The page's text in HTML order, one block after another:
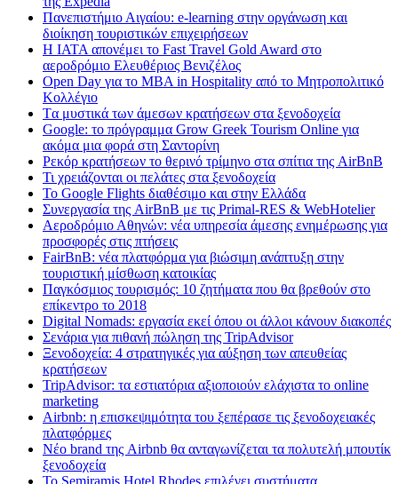
Πανεπιστήμιο Αιγαίου: e-learning στην οργάνωση και
διοίκηση τουριστικών επιχειρήσεων
Η IATA απονέμει το Fast Travel Gold Award στο
αεροδρόμιο Ελευθέριος Βενιζέλος
Open Day για το MBA in Hospitality από το Μητροπολιτικό
Κολλέγιο
Tα μυστικά των άμεσων κρατήσεων στα ξενοδοχεία
Google: το πρόγραμμα Grow Greek Tourism Online για
ακόμα μια φορά στη Σαντορίνη
Ρεκόρ κρατήσεων το θερινό τρίμηνο στα σπίτια της AirBnB
Τι χρειάζονται οι πελάτες στα ξενοδοχεία
Το Google Flights διαθέσιμο και στην Ελλάδα
Συνεργασία​ ​της​ ​AirBnB​ ​με​ ​τις​ ​Primal-RES​ ​&​ ​WebHotelier
Aεροδρόμιο Αθηνών: νέα υπηρεσία άμεσης ενημέρωσης για
προσφορές στις πτήσεις
FairBnB: νέα πλατφόρμα για βιώσιμη ανάπτυξη στην
τουριστική μίσθωση κατοικίας
Παγκόσμιος τουρισμός: 10 ζητήματα που θα βρεθούν στο
επίκεντρο το 2018
Digital Nomads: εργασία εκεί όπου οι άλλοι κάνουν διακοπές
Σενάρια για πιθανή πώληση της TripAdvisor
Ξενοδοχεία: 4 στρατηγικές για αύξηση των απευθείας
κρατήσεων
TripAdvisor: τα εστιατόρια αξιοποιούν ελάχιστα το online
marketing
Airbnb: η επισκεψιμότητα του ξεπέρασε τις ξενοδοχειακές
πλατφόρμες
Nέο brand της Airbnb θα ανταγωνίζεται τα πολυτελή μπουτίκ
ξενοδοχεία
Το Semiramis Hotel Rhodes επιλέγει συστήματα